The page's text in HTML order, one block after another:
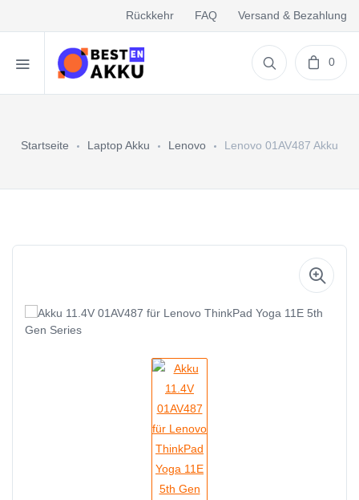
Rückkehr FAQ Versand & Bezahlung
0
Startseite Laptop Akku Lenovo Lenovo 01AV487 Akku